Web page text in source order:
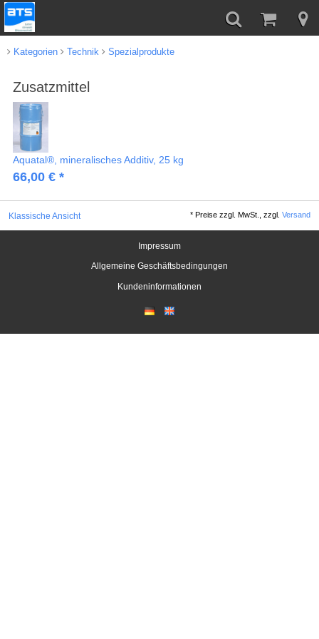
Kategorien Technik Spezialprodukte
Zusatzmittel
Aquatal®, mineralisches Additiv, 25 kg
66,00 € *
Klassische Ansicht *Preise zzgl. MwSt., zzgl.Versand
Impressum
Allgemeine Geschäftsbedingungen
Kundeninformationen